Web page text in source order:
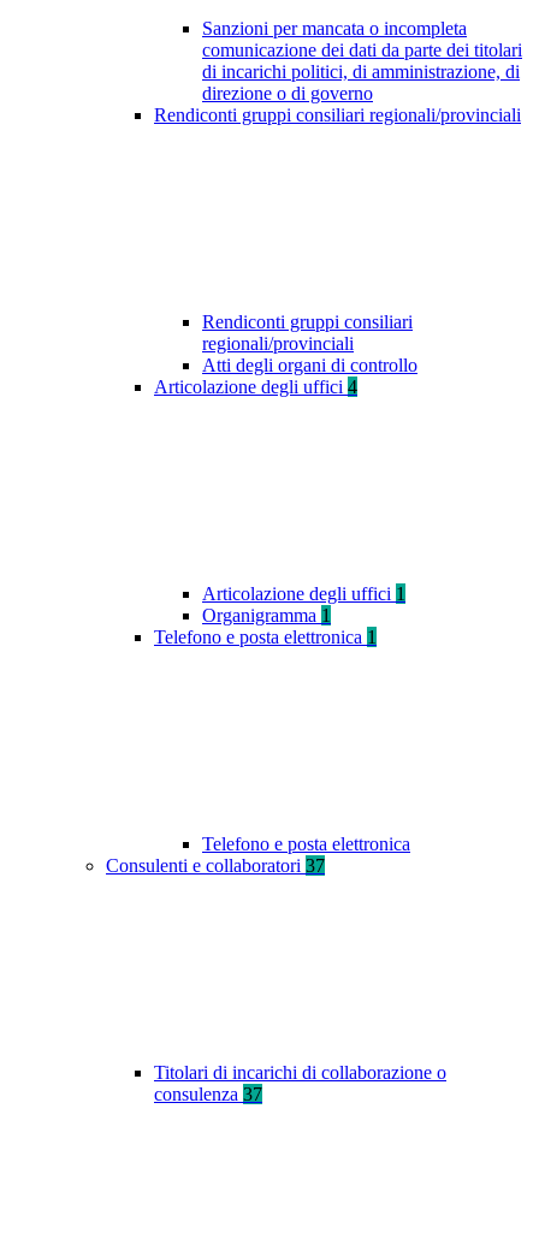
Sanzioni per mancata o incompleta
comunicazione dei dati da parte dei titolari
di incarichi politici, di amministrazione, di
direzione o di governo
Rendiconti gruppi consiliari regionali/provinciali
Rendiconti gruppi consiliari
regionali/provinciali
Atti degli organi di controllo
Articolazione degli uffici 4
Articolazione degli uffici 1
Organigramma 1
Telefono e posta elettronica 1
Telefono e posta elettronica
Consulenti e collaboratori 37
Titolari di incarichi di collaborazione o
consulenza 37